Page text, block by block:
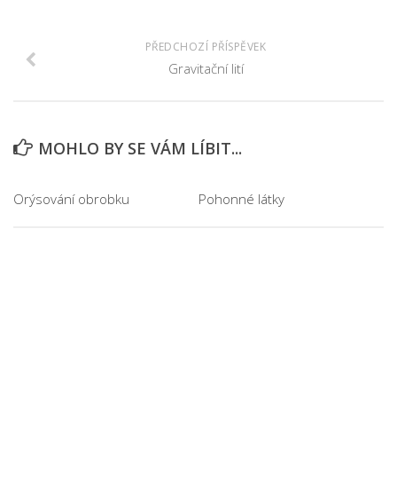
PŘEDCHOZÍ PŘÍSPĚVEK
Gravitační lití
MOHLO BY SE VÁM LÍBIT...
Orýsování obrobku Pohonné látky